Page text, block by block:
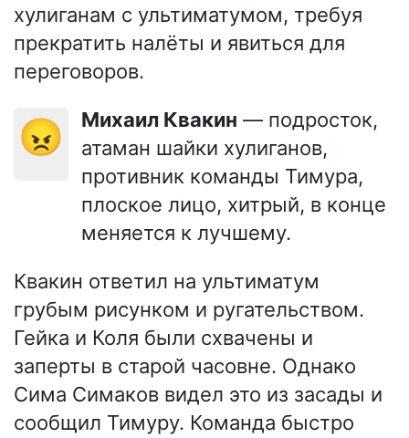
хулиганам с ультиматумом, требуя
прекратить налёты и явиться для
переговоров.
😠 Михаил Квакин — подросток,
атаман шайки хулиганов,
противник команды Тимура,
плоское лицо, хитрый, в конце
меняется к лучшему.
Квакин ответил на ультиматум
грубым рисунком и ругательством.
Гейка и Коля были схвачены и
заперты в старой часовне. Однако
Сима Симаков видел это из засады и
сообщил Тимуру. Команда быстро